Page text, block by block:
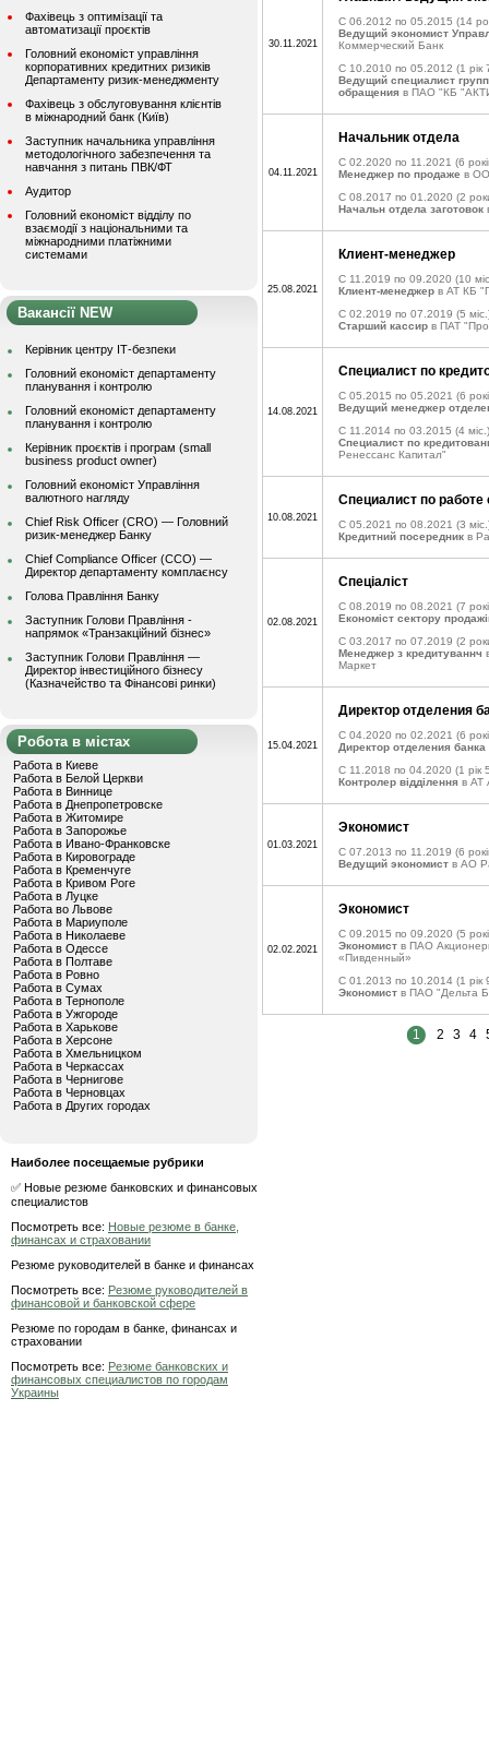
Фахівець з оптимізації та
автоматизації проєктів
Головний економіст управління
корпоративних кредитних ризиків
Департаменту ризик-менеджменту
Фахівець з обслуговування клієнтів
в міжнародний банк (Київ)
Заступник начальника управління
методологічного забезпечення та
навчання з питань ПВК/ФТ
Аудитор
Головний економіст відділу по
взаємодії з національними та
міжнародними платіжними
системами
Вакансії NEW
Керівник центру ІТ-безпеки
Головний економіст департаменту
планування і контролю
Головний економіст департаменту
планування і контролю
Керівник проєктів і програм (small
business product owner)
Головний економіст Управління
валютного нагляду
Chief Risk Officer (CRO) — Головний
ризик-менеджер Банку
Chief Compliance Officer (CCO) —
Директор департаменту комплаєнсу
Голова Правління Банку
Заступник Голови Правління -
напрямок «Транзакційний бізнес»
Заступник Голови Правління —
Директор інвестиційного бізнесу
(Казначейство та Фінансові ринки)
Робота в містах
Работа в Киеве
Работа в Белой Церкви
Работа в Виннице
Работа в Днепропетровске
Работа в Житомире
Работа в Запорожье
Работа в Ивано-Франковске
Работа в Кировограде
Работа в Кременчуге
Работа в Кривом Роге
Работа в Луцке
Работа во Львове
Работа в Мариуполе
Работа в Николаеве
Работа в Одессе
Работа в Полтаве
Работа в Ровно
Работа в Сумах
Работа в Тернополе
Работа в Ужгороде
Работа в Харькове
Работа в Херсоне
Работа в Хмельницком
Работа в Черкассах
Работа в Чернигове
Работа в Черновцах
Работа в Других городах
Наиболее посещаемые рубрики
✅ Новые резюме банковских и финансовых
специалистов
Посмотреть все: Новые резюме в банке,
финансах и страховании
Резюме руководителей в банке и финансах
Посмотреть все: Резюме руководителей в
финансовой и банковской сфере
Резюме по городам в банке, финансах и
страховании
Посмотреть все: Резюме банковских и
финансовых специалистов по городам
Украины
30.11.2021
C 06.2012 по 05.2015 (14
Ведущий экономист
Коммерческий Банк
C 10.2010 по 05.2012 (1 рік
Ведущий специалист
обращения в ПАО "КБ
04.11.2021
Начальник отдела
C 02.2020 по 11.2021 (6
Менеджер по продаже в
C 08.2017 по 01.2020 (2
Начальн отдела заготовок
25.08.2021
Клиент-менеджер
C 11.2019 по 09.2020 (10
Клиент-менеджер в АТ КБ
C 02.2019 по 07.2019 (5
Старший кассир в ПАТ
14.08.2021
Специалист по
C 05.2015 по 05.2021 (6
Ведущий менеджер
C 11.2014 по 03.2015 (4 міс.)
Специалист по
Ренессанс Капитал"
10.08.2021
Специалист по работе
C 05.2021 по 08.2021 (3
Кредитний посередник в
02.08.2021
Спеціаліст
C 08.2019 по 08.2021 (7
Економіст сектору
C 03.2017 по 07.2019 (2
Менеджер з кредитуваннч
Маркет
15.04.2021
Директор отделения
C 04.2020 по 02.2021 (6
Директор отделения банка
C 11.2018 по 04.2020 (1 рік
Контролер відділення в АТ
01.03.2021
Экономист
C 07.2013 по 11.2019 (6
Ведущий экономист в АО
02.02.2021
Экономист
C 09.2015 по 09.2020 (5
Экономист в ПАО
«Пивденный»
C 01.2013 по 10.2014 (1 рік
Экономист в ПАО "Дельта
1 2 3 4